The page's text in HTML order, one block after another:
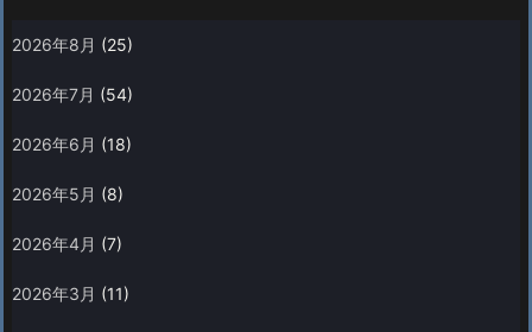
2026年8月 (25)
2026年7月 (54)
2026年6月 (18)
2026年5月 (8)
2026年4月 (7)
2026年3月 (11)